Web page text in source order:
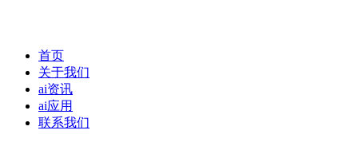
首页
关于我们
ai资讯
ai应用
联系我们